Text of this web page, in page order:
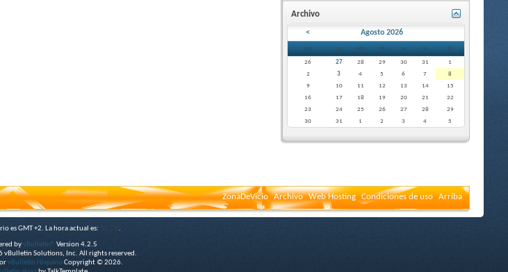
Archivo
< Agosto 2026
Do Lu Ma Mi Ju Vi Sá
26 27 28 29 30 31
1
2
3 4 5 6 7
8
9
10 11 12 13 14
15
16
17 18 19 20 21
22
23
24 25 26 27 28
29
30
31 1 2 3 4 5
ZonaDeVicio Archivo Web Hosting Condiciones de uso Arriba
es GMT +2. La hora actual es: 06:28.
byvBulletin® Version 4.2.5
Solutions, Inc. All rights reserved.
vBulletin Hispano Copyright © 2026.